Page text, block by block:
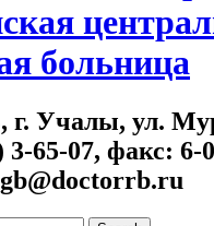
больница
г. Учалы, ул.
3-65-07, факс: 6-